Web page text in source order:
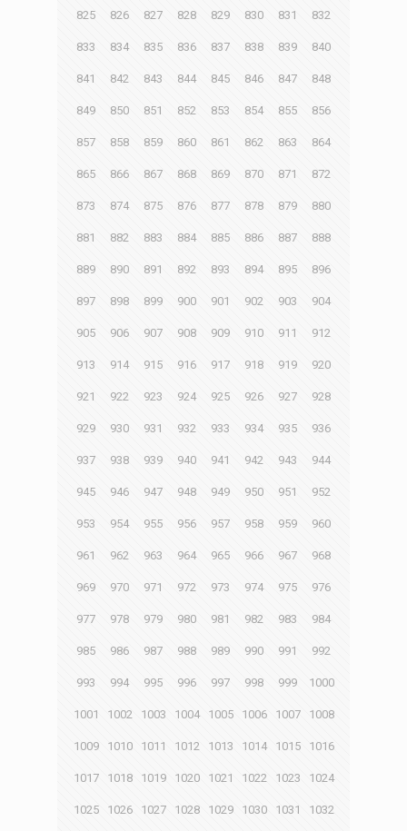
825 826 827 828 829 830 831 832
833 834 835 836 837 838 839 840
841 842 843 844 845 846 847 848
849 850 851 852 853 854 855 856
857 858 859 860 861 862 863 864
865 866 867 868 869 870 871 872
873 874 875 876 877 878 879 880
881 882 883 884 885 886 887 888
889 890 891 892 893 894 895 896
897 898 899 900 901 902 903 904
905 906 907 908 909 910 911 912
913 914 915 916 917 918 919 920
921 922 923 924 925 926 927 928
929 930 931 932 933 934 935 936
937 938 939 940 941 942 943 944
945 946 947 948 949 950 951 952
953 954 955 956 957 958 959 960
961 962 963 964 965 966 967 968
969 970 971 972 973 974 975 976
977 978 979 980 981 982 983 984
985 986 987 988 989 990 991 992
993 994 995 996 997 998 999 1000
1001 1002 1003 1004 1005 1006 1007 1008
1009 1010 1011 1012 1013 1014 1015 1016
1017 1018 1019 1020 1021 1022 1023 1024
1025 1026 1027 1028 1029 1030 1031 1032